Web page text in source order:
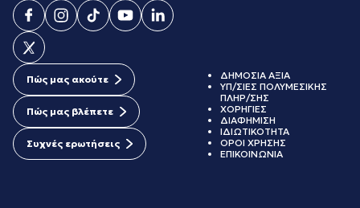
Πώς μας ακούτε
Πώς μας βλέπετε
Συχνές ερωτήσεις
ΔΗΜΟΣΙΑ ΑΞΙΑ
ΥΠ/ΣΙΕΣ ΠΟΛΥΜΕΣΙΚΗΣ
ΠΛΗΡ/ΣΗΣ
ΧΟΡΗΓΙΕΣ
ΔΙΑΦΗΜΙΣΗ
ΙΔΙΩΤΙΚΟΤΗΤΑ
ΟΡΟΙ ΧΡΗΣΗΣ
ΕΠΙΚΟΙΝΩΝΙΑ